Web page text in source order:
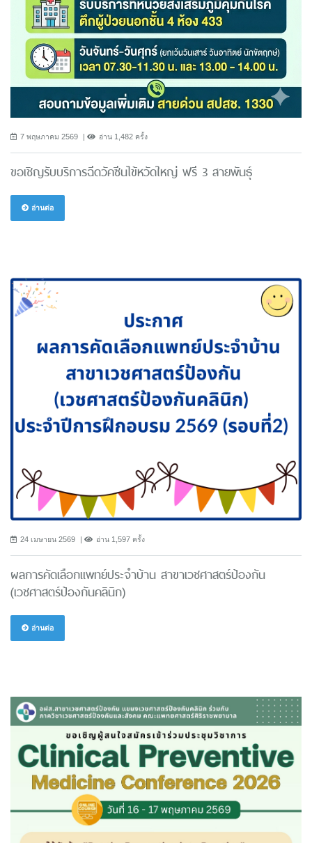
7 พฤษภาคม 2569 อ่าน 1,482 ครั้ง
ขอเชิญรับบริการฉีดวัคซีนไข้หวัดใหญ่ ฟรี 3 สายพันธ์ุ
อ่านต่อ
24 เมษายน 2569 อ่าน 1,597 ครั้ง
ผลการคัดเลือกแพทย์ประจำบ้าน สาขาเวชศาสตร์ป้องกัน
(เวชศาสตร์ป้องกันคลินิก)
อ่านต่อ